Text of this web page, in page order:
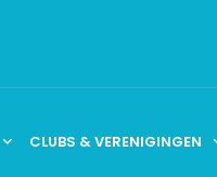
CLUBS & VERENIGINGEN